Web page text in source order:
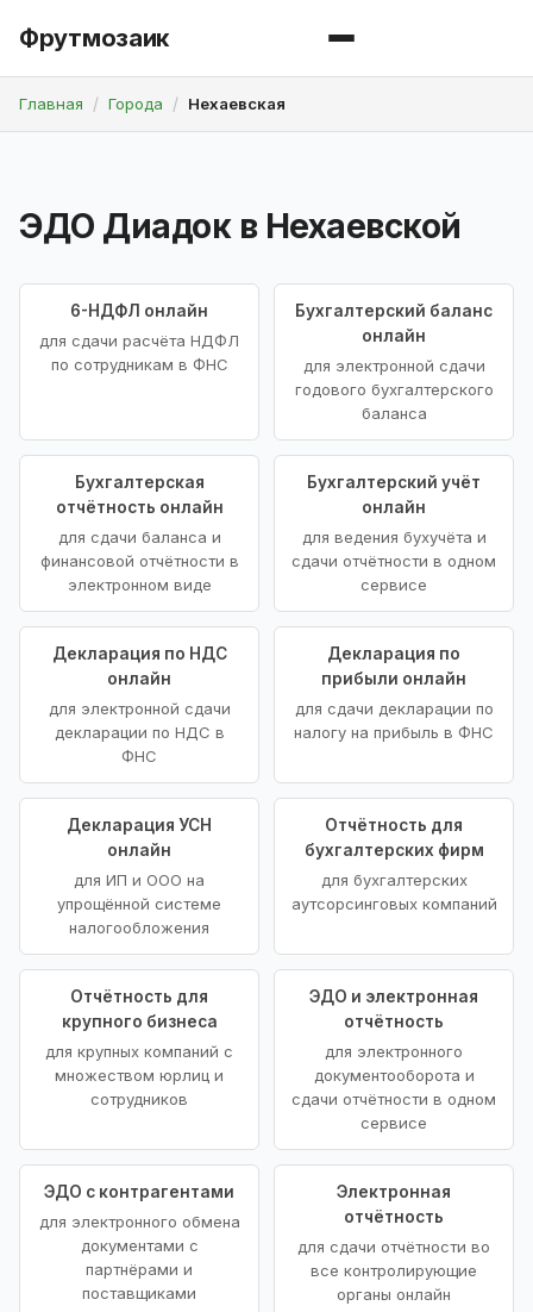
Фрутмозаик
Главная Города Нехаевская
ЭДО Диадок в Нехаевской
6-НДФЛ онлайн
для сдачи расчёта НДФЛ
по сотрудникам в ФНС
Бухгалтерский баланс
онлайн
для электронной сдачи
годового бухгалтерского
баланса
Бухгалтерская
отчётность онлайн
для сдачи баланса и
финансовой отчётности в
электронном виде
Бухгалтерский учёт
онлайн
для ведения бухучёта и
сдачи отчётности в одном
сервисе
Декларация по НДС
онлайн
для электронной сдачи
декларации по НДС в
ФНС
Декларация по
прибыли онлайн
для сдачи декларации по
налогу на прибыль в ФНС
Декларация УСН
онлайн
для ИП и ООО на
упрощённой системе
налогообложения
Отчётность для
бухгалтерских фирм
для бухгалтерских
аутсорсинговых компаний
Отчётность для
крупного бизнеса
для крупных компаний с
множеством юрлиц и
сотрудников
ЭДО и электронная
отчётность
для электронного
документооборота и
сдачи отчётности в одном
сервисе
ЭДО с контрагентами
для электронного обмена
документами с
партнёрами и
поставщиками
Электронная
отчётность
для сдачи отчётности во
все контролирующие
органы онлайн